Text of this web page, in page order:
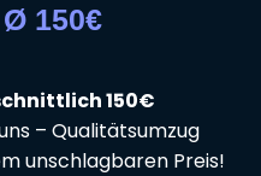
150€
150€
– Qualitätsumzug
unschlagbaren Preis!